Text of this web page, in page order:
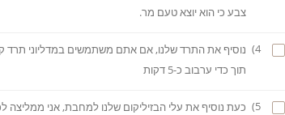
צבע כי הוא יוצא טעם מר.
4)
נוסיף את התרד שלנו, אם אתם משתמשים במדליוני תרד
תוך כדי ערבוב כ-5 דקות
5)
כעת נוסיף את עלי הבזיליקום שלנו למחבת, אני